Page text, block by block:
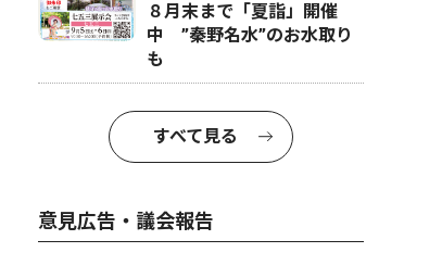
８月末まで「夏詣」開催
中 ”秦野名水”のお水取り
も
すべて見る
意見広告・議会報告